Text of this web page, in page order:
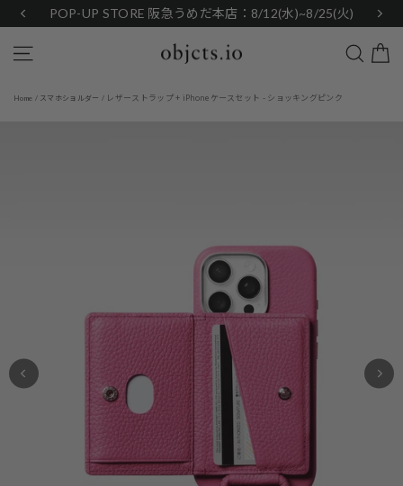
content
POP-UP STORE 阪急うめだ本店：8/12(水)~8/25(火)
Search
Home / スマホショルダー / レザーストラップ + iPhoneケースセット - ショッキングピンク